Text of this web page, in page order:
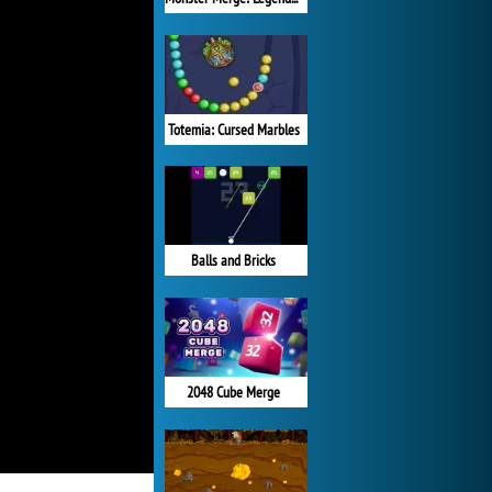
Totemia: Cursed Marbles
Balls and Bricks
2048 Cube Merge